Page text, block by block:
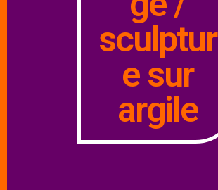
sculptur
e sur
argile